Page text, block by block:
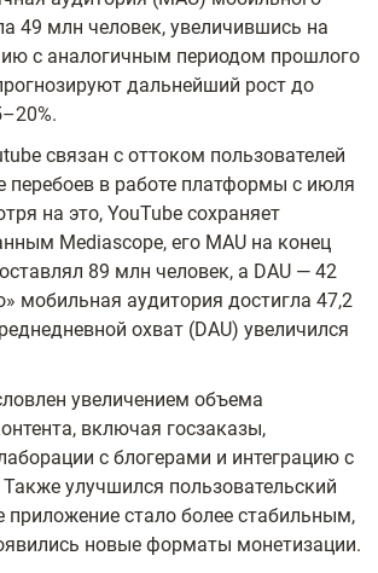
49 млн человек, увеличившись на
с аналогичным периодом прошлого
дальнейший рост до
связан с оттоком пользователей
перебоев в работе платформы с июля
на это, YouTube сохраняет
Mediascope, его MAU на конец
89 млн человек, а DAU — 42
мобильная аудитория достигла 47,2
охват (DAU) увеличился
увеличением объема
включая госзаказы,
с блогерами и интеграцию с
улучшился пользовательский
стало более стабильным,
новые форматы монетизации.